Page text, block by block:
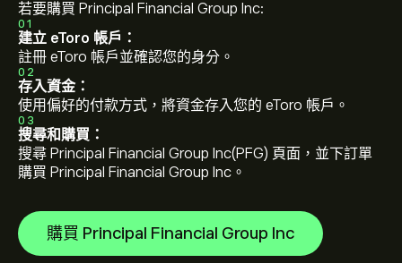
若要購買 Principal Financial Group Inc:
01
建立 eToro 帳戶：
註冊 eToro 帳戶並確認您的身分。
02
存入資金：
使用偏好的付款方式，將資金存入您的 eToro 帳戶。
03
搜尋和購買：
搜尋 Principal Financial Group Inc(PFG) 頁面，並下訂單
購買 Principal Financial Group Inc。
購買 Principal Financial Group Inc